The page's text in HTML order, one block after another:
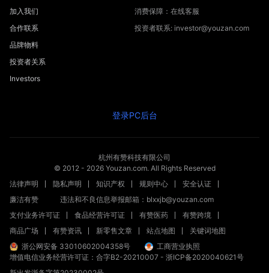
加入我们
合作联系
品牌物料
投资者关系
Investors
消费保障：在线客服
投资者联系: investor@youzan.com
登录PC后台
杭州有赞科技有限公司
© 2012 - 2026Youzan.com. All Rights Reserved
法律声明
隐私声明 知识产权 规则中心
安全认证
廉洁有赞
违法和不良信息举报邮箱：blxxjb@youzan.com
支付业务许可证
食品经营许可证 有赞医药
有赞跨境
商品广场
有赞资讯 新零售文章 站点地图
关键词地图
浙公网安备 33010602004358号
工商营业执照
增值电信业务经营许可证：合字B2-20210007 - 浙ICP备2020040621号